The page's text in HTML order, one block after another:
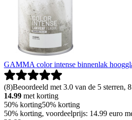
GAMMA color intense binnenlak
(8)Beoordeeld met 3.0 van de 5 sterren,
14.99 met korting
50% korting50% korting
50% korting, voordeelprijs: 14.99 euro